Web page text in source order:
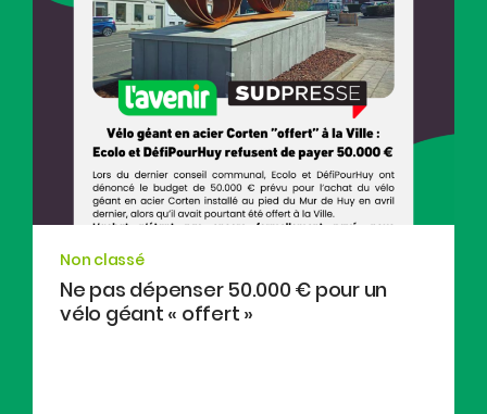
Non classé
Ne pas dépenser 50.000 € pour un
vélo géant « offert »